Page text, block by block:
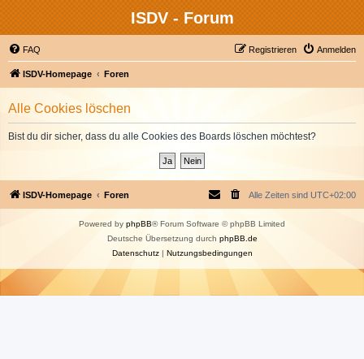
ISDV - Forum
FAQ Anmelden
Registrieren
ISDV-Homepage Foren
Alle Cookies löschen
Bist du dir sicher, dass du alle Cookies des Boards löschen möchtest?
ISDV-Homepage Foren Alle Zeiten sind UTC+02:00
Powered by phpBB® Forum Software © phpBB Limited
Deutsche Übersetzung durch phpBB.de
Datenschutz| Nutzungsbedingungen